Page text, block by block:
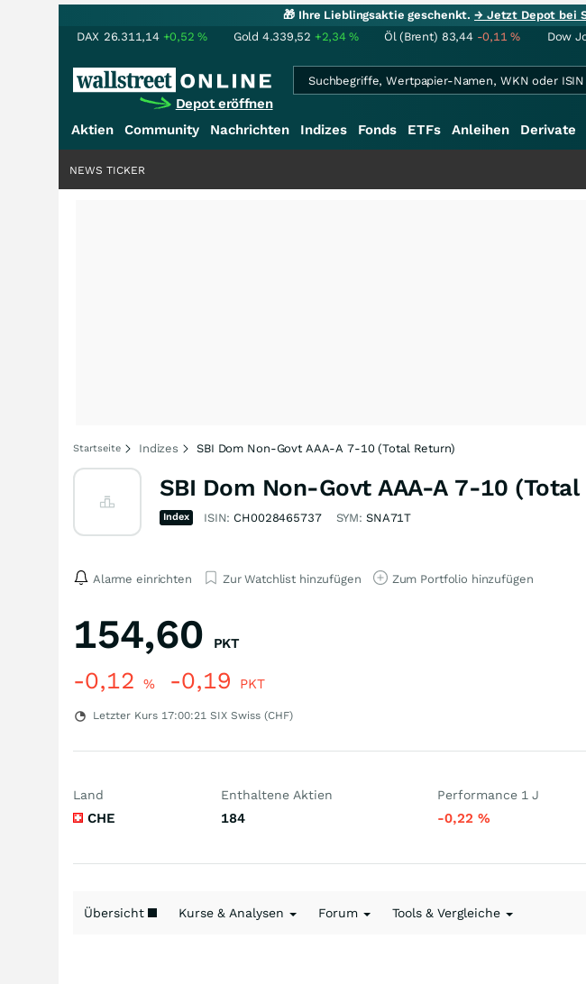
🎁 Ihre Lieblingsaktie geschenkt.→ Jetzt Depot bei
DAX 26.311,14 +0,52% Gold 4.339,52 +2,34% Öl (Brent) 83,44 -0,11% Dow
Depot eröffnen
Aktien Community Nachrichten Indizes Fonds ETFs Anleihen Derivate
NEWS TICKER
Startseite Indizes SBI Dom Non-Govt AAA-A 7-10 (Total Return)
SBI Dom Non-Govt AAA-A 7-10
Index ISIN: CH0028465737 SYM: SNA71T
Alarme einrichten Zur Watchlist hinzufügen Zum Portfolio hinzufügen
154,60 PKT
-0,12 % -0,19 PKT
Letzter Kurs 17:00:21 SIX Swiss (CHF)
Land
CHE
Enthaltene Aktien
184
Performance 1 J
-0,22 %
Übersicht Kurse & Analysen Forum Tools & Vergleiche